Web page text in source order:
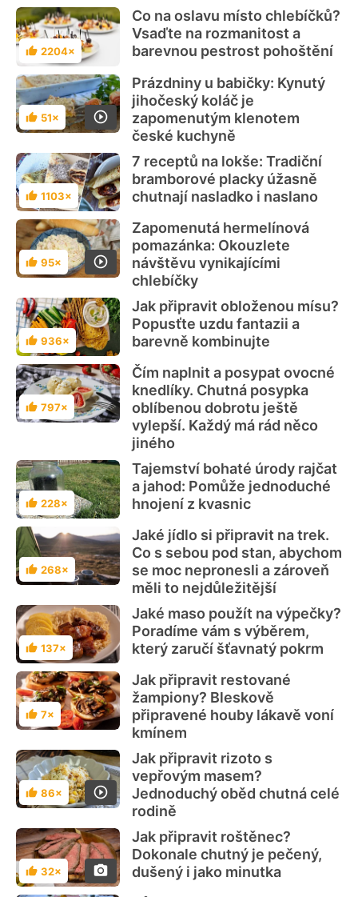
Hodnocení
2204×
Co na oslavu místo chlebíčků?
Vsaďte na rozmanitost a
barevnou pestrost pohoštění
Hodnocení
51×
Prázdniny u babičky: Kynutý
jihočeský koláč je
zapomenutým klenotem
české kuchyně
Hodnocení
1103×
7 receptů na lokše: Tradiční
bramborové placky úžasně
chutnají nasladko i naslano
Hodnocení
95×
Zapomenutá hermelínová
pomazánka: Okouzlete
návštěvu vynikajícími
chlebíčky
Hodnocení
936×
Jak připravit obloženou mísu?
Popusťte uzdu fantazii a
barevně kombinujte
Hodnocení
797×
Čím naplnit a posypat ovocné
knedlíky. Chutná posypka
oblíbenou dobrotu ještě
vylepší. Každý má rád něco
jiného
Hodnocení
228×
Tajemství bohaté úrody rajčat
a jahod: Pomůže jednoduché
hnojení z kvasnic
Hodnocení
268×
Jaké jídlo si připravit na trek.
Co s sebou pod stan, abychom
se moc nepronesli a zároveň
měli to nejdůležitější
Hodnocení
137×
Jaké maso použít na výpečky?
Poradíme vám s výběrem,
který zaručí šťavnatý pokrm
Hodnocení
7×
Jak připravit restované
žampiony? Bleskově
připravené houby lákavě voní
kmínem
Hodnocení
86×
Jak připravit rizoto s
vepřovým masem?
Jednoduchý oběd chutná celé
rodině
Hodnocení
32×
Jak připravit roštěnec?
Dokonale chutný je pečený,
dušený i jako minutka